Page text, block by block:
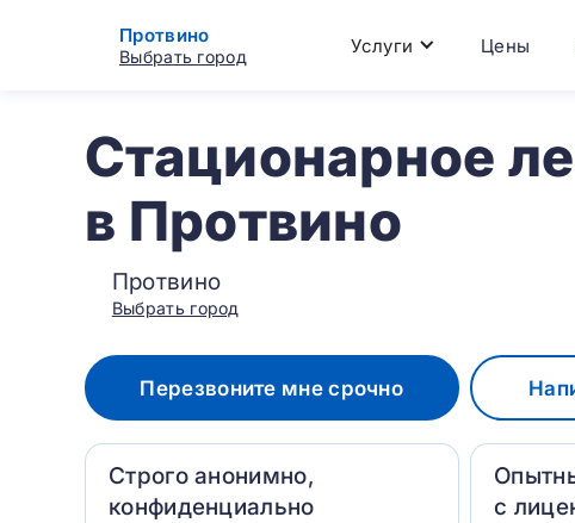
Протвино
Выбрать город Услуги Цены
Стационарное
в Протвино
Протвино
Выбрать город
Перезвоните мне срочно
Строго анонимно,
конфиденциально
с